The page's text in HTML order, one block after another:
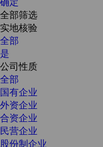
全部筛选
实地核验
全部
是
公司性质
全部
国有企业
外资企业
合资企业
民营企业
股份制企业